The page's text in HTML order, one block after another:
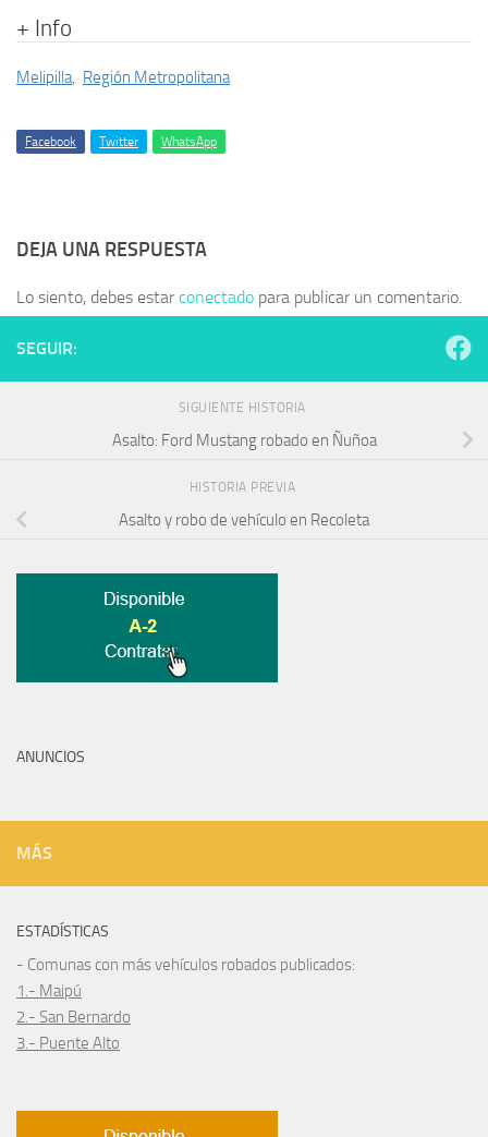
+ Info
Melipilla, Región Metropolitana
Facebook Twitter WhatsApp
DEJA UNA RESPUESTA
Lo siento, debes estarconectado para publicar un comentario.
SEGUIR:
SIGUIENTE HISTORIA
Asalto: Ford Mustang robado en Ñuñoa
HISTORIA PREVIA
Asalto y robo de vehículo en Recoleta
ANUNCIOS
MÁS
ESTADÍSTICAS
- Comunas con más vehículos robados publicados:
1.- Maipú
2.- San Bernardo
3.- Puente Alto